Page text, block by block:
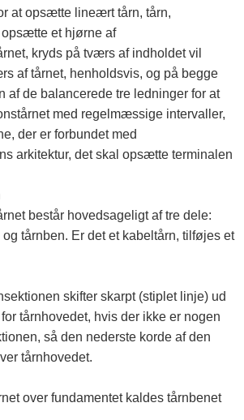
at opsætte lineært tårn, tårn,
et hjørne af
kryds på tværs af indholdet vil
af tårnet, henholdsvis, og på begge
af ​​de balancerede tre ledninger for at
med regelmæssige intervaller,
der er forbundet med
arkitektur, det skal opsætte terminalen
består hovedsageligt af tre dele:
tårnben. Er det et kabeltårn, tilføjes et
skifter skarpt (stiplet linje) ud
tårnhovedet, hvis der ikke er nogen
så den nederste korde af den
tårnhovedet.
over fundamentet kaldes tårnbenet